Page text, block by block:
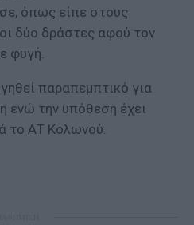
όπως είπε στους
δύο δράστες αφού τον
φυγή.
παραπεμπτικό για
ενώ την υπόθεση έχει
το ΑΤ Κολωνού.